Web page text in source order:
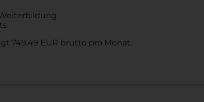
749,49 EUR brutto pro Monat.